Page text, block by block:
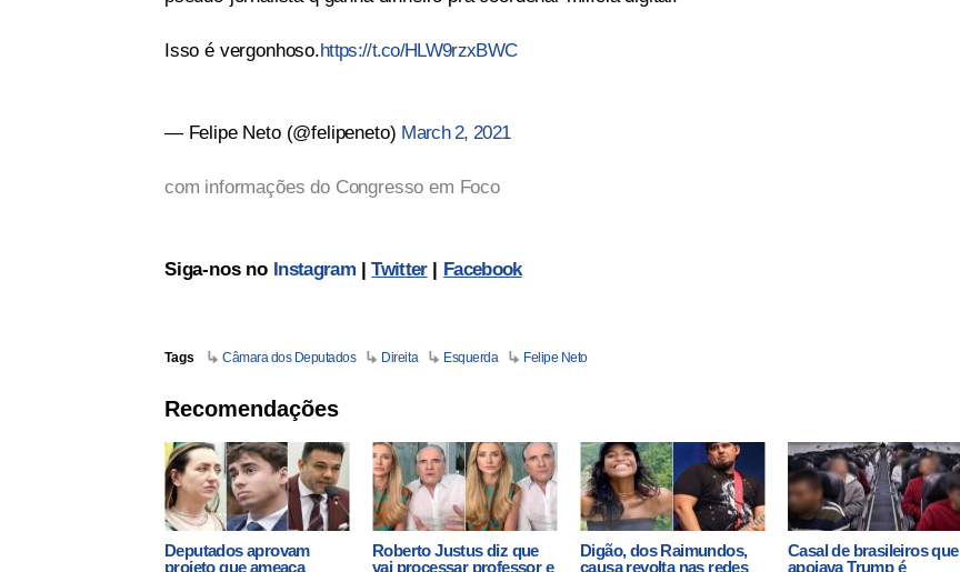
Isso é vergonhoso.https://t.co/HLW9rzxBWC
— Felipe Neto (@felipeneto) March 2, 2021
com informações do Congresso em Foco
Siga-nos no Instagram|Twitter| Facebook
Tags Câmara dos Deputados Direita Esquerda Felipe Neto
Recomendações
Deputados aprovam
projeto que ameaça
Roberto Justus diz que
vai processar professor e
Digão, dos Raimundos,
causa revolta nas redes
Casal de brasileiros que
apoiava Trump é